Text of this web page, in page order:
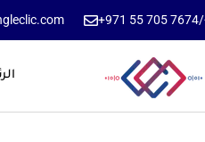
/
⁦+971 55 705 7674⁩